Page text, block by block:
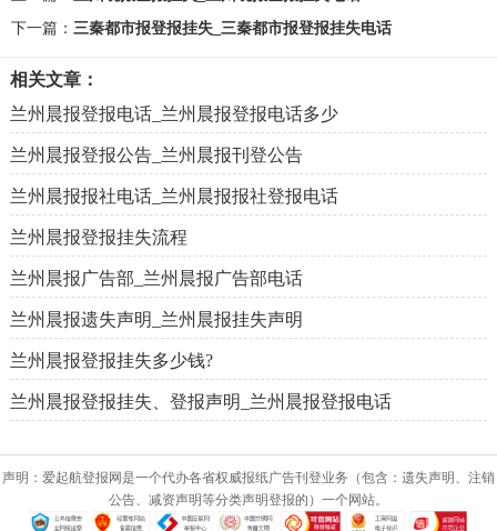
下一篇： 三秦都市报登报挂失_三秦都市报登报挂失电话
相关文章：
兰州晨报登报电话_兰州晨报登报电话多少
兰州晨报登报公告_兰州晨报刊登公告
兰州晨报报社电话_兰州晨报报社登报电话
兰州晨报登报挂失流程
兰州晨报广告部_兰州晨报广告部电话
兰州晨报遗失声明_兰州晨报挂失声明
兰州晨报登报挂失多少钱?
兰州晨报登报挂失、登报声明_兰州晨报登报电话
声明：爱起航登报网是一个代办各省权威报纸广告刊登业务（包含：遗失声明、注销
公告、减资声明等分类声明登报的）一个网站。